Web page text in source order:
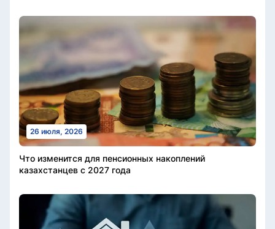
26 июля, 2026
Что изменится для пенсионных накоплений
казахстанцев с 2027 года